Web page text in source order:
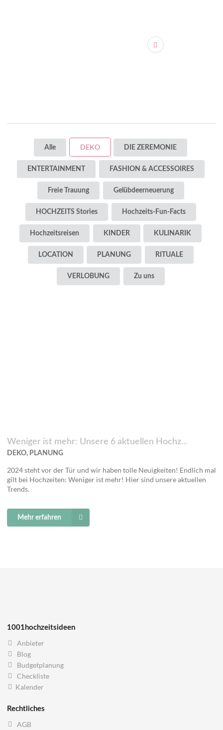
Alle DEKO DIE ZEREMONIE
ENTERTAINMENT FASHION & ACCESSOIRES
Freie Trauung Gelübdeerneuerung
HOCHZEITS Stories Hochzeits-Fun-Facts
Hochzeitsreisen KINDER KULINARIK
LOCATION PLANUNG RITUALE
VERLOBUNG Zu uns
Weniger ist mehr: Unsere 6 aktuellen Hochz...
DEKO, PLANUNG
2024 steht vor der Tür und wir haben tolle Neuigkeiten! Endlich mal
gilt bei Hochzeiten: Weniger ist mehr! Hier sind unsere aktuellen
Trends.
Mehr erfahren
1001hochzeitsideen
Anbieter
Blog
Budgetplanung
Checkliste
Kalender
Rechtliches
AGB